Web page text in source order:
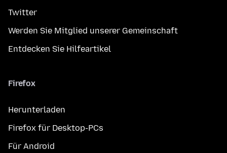
Twitter
Werden Sie Mitglied unserer Gemeinschaft
Entdecken Sie Hilfeartikel
Firefox
Herunterladen
Firefox für Desktop-PCs
Für Android